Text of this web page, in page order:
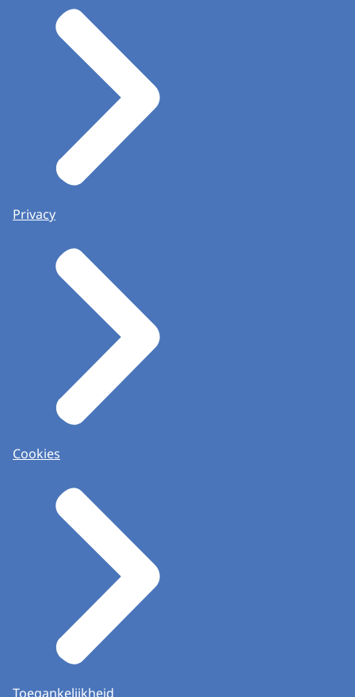
Privacy
Cookies
Toegankelijkheid